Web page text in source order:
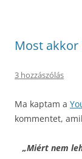
Most akkor
3 hozzászólás
Ma kaptam a
kommentet,
„Miért nem